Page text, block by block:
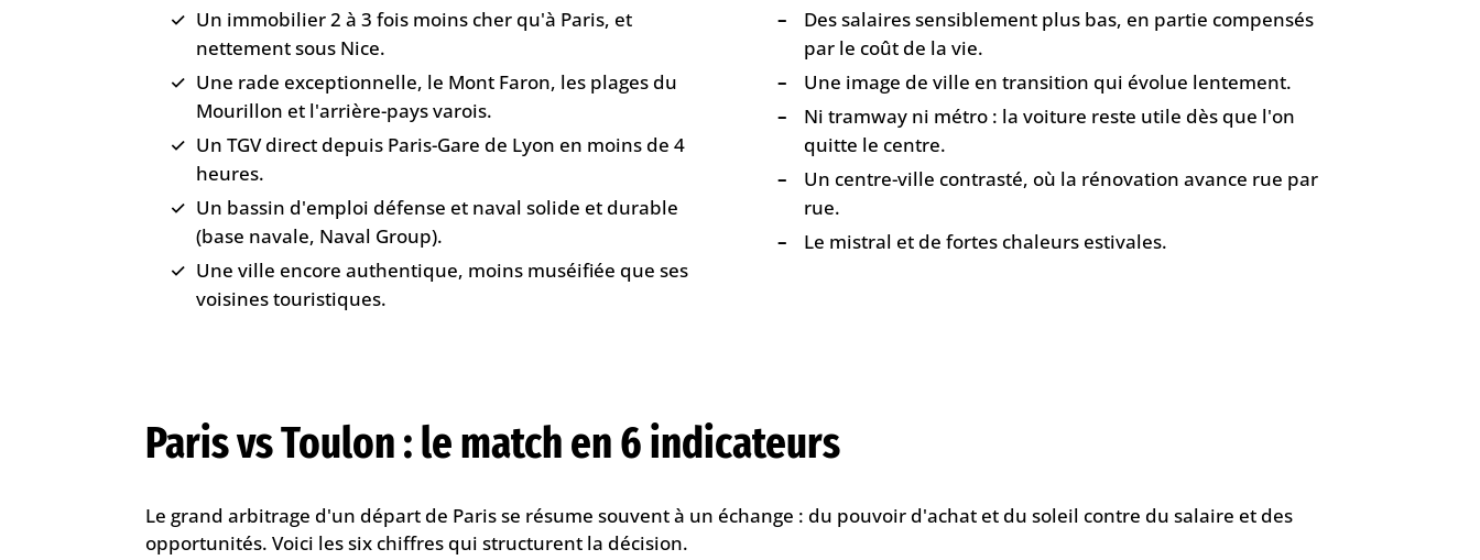
Un immobilier 2 à 3 fois moins cher qu'à Paris, et
nettement sous Nice.
Une rade exceptionnelle, le Mont Faron, les plages du
Mourillon et l'arrière-pays varois.
Un TGV direct depuis Paris-Gare de Lyon en moins de 4
heures.
Un bassin d'emploi défense et naval solide et durable
(base navale, Naval Group).
Une ville encore authentique, moins muséifiée que ses
voisines touristiques.
Des salaires sensiblement plus bas, en partie compensés
par le coût de la vie.
Une image de ville en transition qui évolue lentement.
Ni tramway ni métro : la voiture reste utile dès que l'on
quitte le centre.
Un centre-ville contrasté, où la rénovation avance rue par
rue.
Le mistral et de fortes chaleurs estivales.
Paris vs Toulon : le match en 6 indicateurs
Le grand arbitrage d'un départ de Paris se résume souvent à un échange : du pouvoir d'achat et du soleil contre du salaire et des
opportunités. Voici les six chiffres qui structurent la décision.